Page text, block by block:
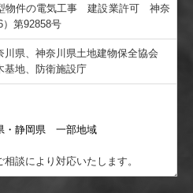
電気工事 建設業許可 神奈
）第92858号
川県、神奈川県土地建物保全協会
基地、防衛施設庁
・静岡県 一部地域
談により対応いたします。